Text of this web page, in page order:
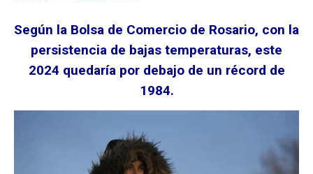
Según la Bolsa de Comercio de Rosario, con la
persistencia de bajas temperaturas, este
2024 quedaría por debajo de un récord de
1984.